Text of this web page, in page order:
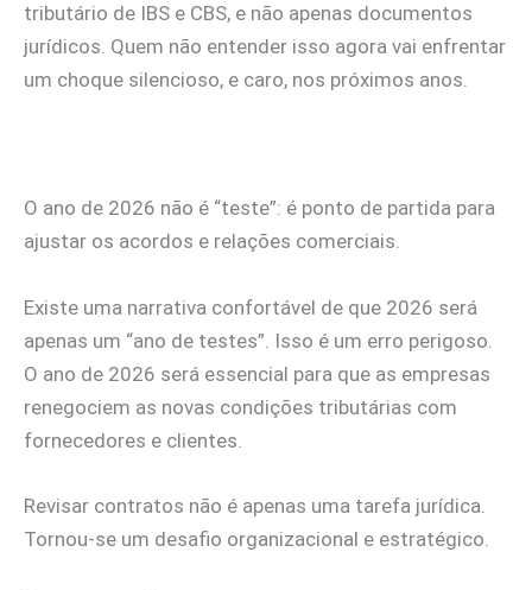
tributário de IBS e CBS, e não apenas documentos
jurídicos. Quem não entender isso agora vai enfrentar
um choque silencioso, e caro, nos próximos anos.
O ano de 2026 não é “teste”: é ponto de partida para
ajustar os acordos e relações comerciais.
Existe uma narrativa confortável de que 2026 será
apenas um “ano de testes”. Isso é um erro perigoso.
O ano de 2026 será essencial para que as empresas
renegociem as novas condições tributárias com
fornecedores e clientes.
Revisar contratos não é apenas uma tarefa jurídica.
Tornou-se um desafio organizacional e estratégico.